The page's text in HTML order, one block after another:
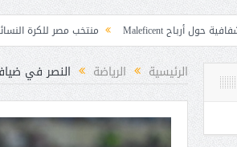
منتخب مصر للكرة النسائية يخوض الليلة
الرئيسية الرياضة النصر في